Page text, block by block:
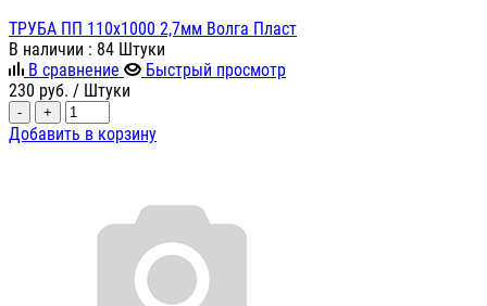
ТРУБА ПП 110х1000 2,7мм Волга Пласт
В наличии : 84 Штуки
В сравнение
Быстрый просмотр
230 руб. / Штуки
- +
Добавить в корзину